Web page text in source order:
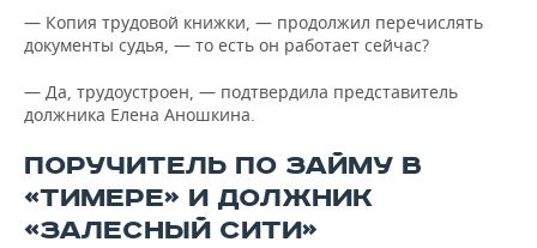
— Копия трудовой книжки, — продолжил перечислять
документы судья, — то есть он работает сейчас?
— Да, трудоустроен, — подтвердила представитель
должника Елена Аношкина.
ПОРУЧИТЕЛЬ ПО ЗАЙМУ В
«ТИМЕРЕ» И ДОЛЖНИК
«ЗАЛЕСНЫЙ СИТИ»